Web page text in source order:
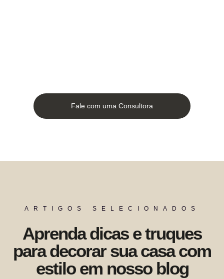
Fale com uma Consultora
ARTIGOS SELECIONADOS
Aprenda dicas e truques
para decorar sua casa com
estilo em nosso blog